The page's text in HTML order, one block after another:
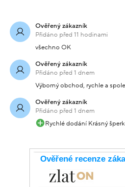
Ověřený zákazník
Přidáno před 11 hodinami
všechno OK
Ověřený zákazník
Přidáno před 1 dnem
Výborný obchod, rychle a
Ověřený zákazník
Přidáno před 1 dnem
Rychlé dodání Krásný